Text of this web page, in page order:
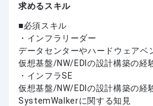
求めるスキル
必須スキル
・インフラリーダー
データセンターやハードウェアベ
仮想基盤/NW/EDIの設計構築の経
・インフラSE
仮想基盤/NW/EDIの設計構築の経
SystemWalkerに関する知見